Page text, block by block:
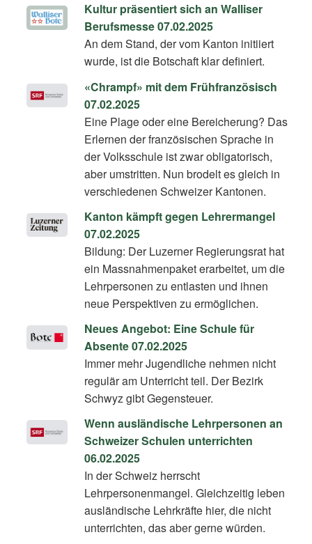
Kultur präsentiert sich an Walliser
Berufsmesse 07.02.2025
An dem Stand, der vom Kanton initiiert
wurde, ist die Botschaft klar definiert.
«Chrampf» mit dem Frühfranzösisch
07.02.2025
Eine Plage oder eine Bereicherung? Das
Erlernen der französischen Sprache in
der Volksschule ist zwar obligatorisch,
aber umstritten. Nun brodelt es gleich in
verschiedenen Schweizer Kantonen.
Kanton kämpft gegen Lehrermangel
07.02.2025
Bildung: Der Luzerner Regierungsrat hat
ein Massnahmenpaket erarbeitet, um die
Lehrpersonen zu entlasten und ihnen
neue Perspektiven zu ermöglichen.
Neues Angebot: Eine Schule für
Absente 07.02.2025
Immer mehr Jugendliche nehmen nicht
regulär am Unterricht teil. Der Bezirk
Schwyz gibt Gegensteuer.
Wenn ausländische Lehrpersonen an
Schweizer Schulen unterrichten
06.02.2025
In der Schweiz herrscht
Lehrpersonenmangel. Gleichzeitig leben
ausländische Lehrkräfte hier, die nicht
unterrichten, das aber gerne würden.